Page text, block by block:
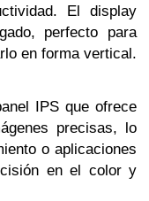
El display
perfecto para
en forma vertical.
IPS que ofrece
precisas, lo
o aplicaciones
en el color y